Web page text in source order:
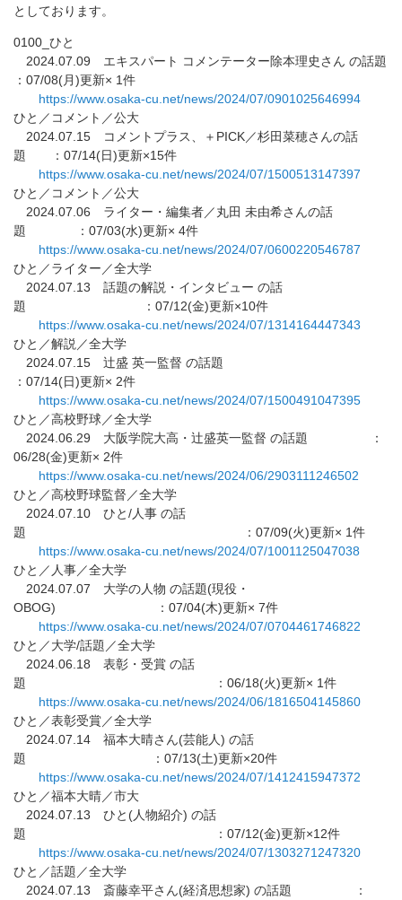
としております。
0100_ひと
2024.07.09 エキスパート コメンテーター除本理史さん の話題
：07/08(月)更新× 1件
https://www.osaka-cu.net/news/2024/07/0901025646994
ひと／コメント／公大
2024.07.15 コメントプラス、＋PICK／杉田菜穂さんの話
題 ：07/14(日)更新×15件
https://www.osaka-cu.net/news/2024/07/1500513147397
ひと／コメント／公大
2024.07.06 ライター・編集者／丸田 未由希さんの話
題 ：07/03(水)更新× 4件
https://www.osaka-cu.net/news/2024/07/0600220546787
ひと／ライター／全大学
2024.07.13 話題の解説・インタビュー の話
題 ：07/12(金)更新×10件
https://www.osaka-cu.net/news/2024/07/1314164447343
ひと／解説／全大学
2024.07.15 辻盛 英一監督 の話題
：07/14(日)更新× 2件
https://www.osaka-cu.net/news/2024/07/1500491047395
ひと／高校野球／全大学
2024.06.29 大阪学院大高・辻盛英一監督 の話題 ：
06/28(金)更新× 2件
https://www.osaka-cu.net/news/2024/06/2903111246502
ひと／高校野球監督／全大学
2024.07.10 ひと/人事 の話
題 ：07/09(火)更新× 1件
https://www.osaka-cu.net/news/2024/07/1001125047038
ひと／人事／全大学
2024.07.07 大学の人物 の話題(現役・
OBOG) ：07/04(木)更新× 7件
https://www.osaka-cu.net/news/2024/07/0704461746822
ひと／大学/話題／全大学
2024.06.18 表彰・受賞 の話
題 ：06/18(火)更新× 1件
https://www.osaka-cu.net/news/2024/06/1816504145860
ひと／表彰受賞／全大学
2024.07.14 福本大晴さん(芸能人) の話
題 ：07/13(土)更新×20件
https://www.osaka-cu.net/news/2024/07/1412415947372
ひと／福本大晴／市大
2024.07.13 ひと(人物紹介) の話
題 ：07/12(金)更新×12件
https://www.osaka-cu.net/news/2024/07/1303271247320
ひと／話題／全大学
2024.07.13 斎藤幸平さん(経済思想家) の話題 ：